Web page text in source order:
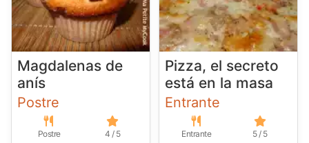
Magdalenas de
anís
Postre
Postre 4 / 5
Pizza, el secreto
está en la masa
Entrante
Entrante 5 / 5